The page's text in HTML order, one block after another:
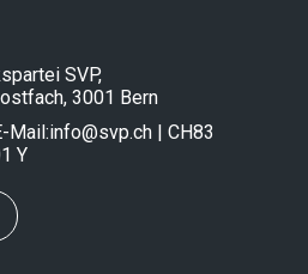
SVP,
3001 Bern
Mail:info@svp.ch | CH83
Y